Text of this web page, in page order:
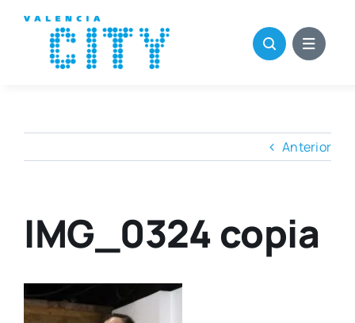
contenido
Anterior
IMG_0324 copia